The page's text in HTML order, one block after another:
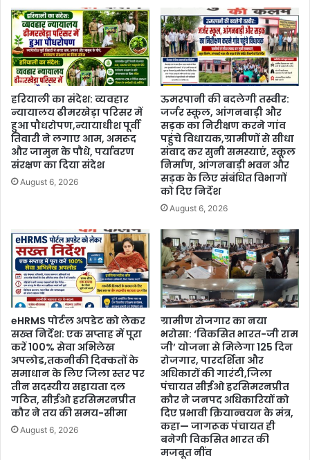
हरियाली का संदेश: व्यवहार
न्यायालय ढीमरखेड़ा परिसर में
हुआ पौधरोपण,न्यायाधीश पूर्वी
तिवारी ने लगाए आम, अमरूद
और जामुन के पौधे, पर्यावरण
संरक्षण का दिया संदेश
August 6, 2026
ऊमरपानी की बदलेगी तस्वीर:
जर्जर स्कूल, आंगनबाड़ी और
सड़क का निरीक्षण करने गांव
पहुंचे विधायक,ग्रामीणों से सीधा
संवाद कर सुनी समस्याएं, स्कूल
निर्माण, आंगनबाड़ी भवन और
सड़क के लिए संबंधित विभागों
को दिए निर्देश
August 6, 2026
eHRMS पोर्टल अपडेट को लेकर
सख्त निर्देश: एक सप्ताह में पूरा
करें 100% सेवा अभिलेख
अपलोड,तकनीकी दिक्कतों के
समाधान के लिए जिला स्तर पर
तीन सदस्यीय सहायता दल
गठित, सीईओ हरसिमरनप्रीत
कौर ने तय की समय-सीमा
August 6, 2026
ग्रामीण रोजगार का नया
भरोसा: ‘विकसित भारत-जी राम
जी’ योजना से मिलेगा 125 दिन
रोजगार, पारदर्शिता और
अधिकारों की गारंटी,जिला
पंचायत सीईओ हरसिमरनप्रीत
कौर ने जनपद अधिकारियों को
दिए प्रभावी क्रियान्वयन के मंत्र,
कहा— जागरूक पंचायत ही
बनेगी विकसित भारत की
मजबूत नींव